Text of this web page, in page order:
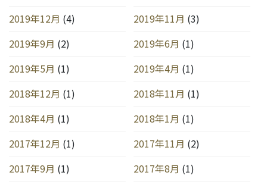
2019年12月 (4) 2019年11月 (3)
2019年9月 (2) 2019年6月 (1)
2019年5月 (1) 2019年4月 (1)
2018年12月 (1) 2018年11月 (1)
2018年4月 (1) 2018年1月 (1)
2017年12月 (1) 2017年11月 (2)
2017年9月 (1) 2017年8月 (1)